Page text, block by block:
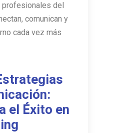
del
comunican y
cada vez más
el Éxito en